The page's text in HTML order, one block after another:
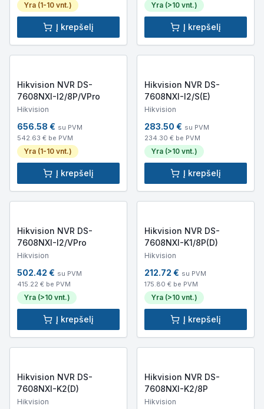
Yra (1-10 vnt.)
Į krepšelį
Yra (>10 vnt.)
Į krepšelį
Hikvision NVR DS-
7608NXI-I2/8P/VPro
Hikvision
656.58 € su PVM
542.63 € be PVM
Yra (1-10 vnt.)
Į krepšelį
Hikvision NVR DS-
7608NXI-I2/S(E)
Hikvision
283.50 € su PVM
234.30 € be PVM
Yra (>10 vnt.)
Į krepšelį
Hikvision NVR DS-
7608NXI-I2/VPro
Hikvision
502.42 € su PVM
415.22 € be PVM
Yra (>10 vnt.)
Į krepšelį
Hikvision NVR DS-
7608NXI-K1/8P(D)
Hikvision
212.72 € su PVM
175.80 € be PVM
Yra (>10 vnt.)
Į krepšelį
Hikvision NVR DS-
7608NXI-K2(D)
Hikvision
Hikvision NVR DS-
7608NXI-K2/8P
Hikvision